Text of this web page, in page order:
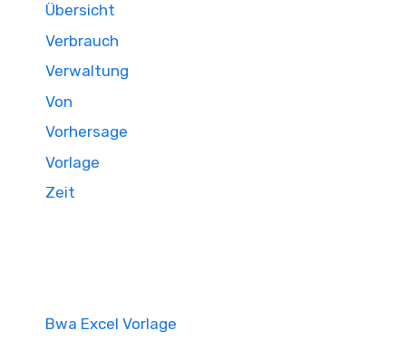
Übersicht
Verbrauch
Verwaltung
Von
Vorhersage
Vorlage
Zeit
Bwa Excel Vorlage